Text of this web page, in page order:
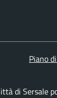
Piano
di Sersale